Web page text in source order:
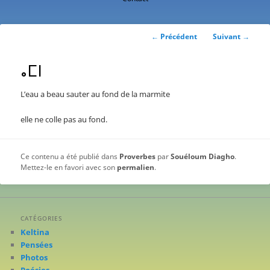
Navigation
← Précédent Suivant →
ⴰⵎⵏ
L’eau a beau sauter au fond de la marmite
elle ne colle pas au fond.
Ce contenu a été publié dans Proverbes parSouéloum Diagho.
Mettez-le en favori avec son permalien.
CATÉGORIES
Keltina
Pensées
Photos